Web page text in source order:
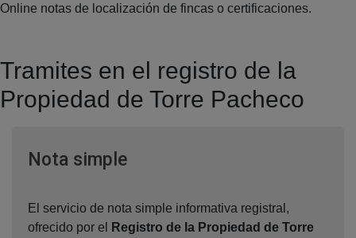
Online notas de localización de fincas o certificaciones.
Tramites en el registro de la
Propiedad de Torre Pacheco
Nota simpleVentana nueva
El servicio de nota simple informativa registral,
ofrecido por el
Registro de la Propiedad de Torre